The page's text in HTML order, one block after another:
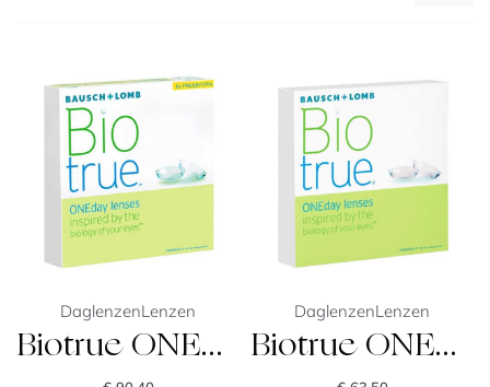
DaglenzenLenzen
Biotrue ONEday for Presbyopia
DaglenzenLenzen
Biotrue ONEday